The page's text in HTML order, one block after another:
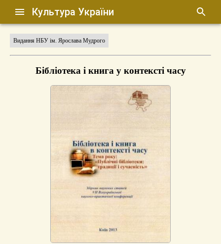
Культура України
Видання НБУ ім. Ярослава Мудрого
Бібліотека і книга у контексті часу